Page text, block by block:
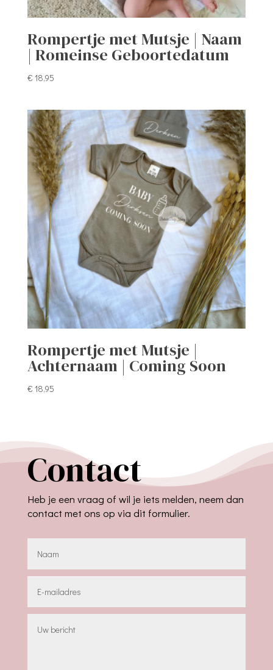
Rompertje met Mutsje | Naam
| Romeinse Geboortedatum
€ 18,95
Rompertje met Mutsje |
Achternaam | Coming Soon
€ 18,95
Contact
Heb je een vraag of wil je iets melden, neem dan
contact met ons op via dit formulier.